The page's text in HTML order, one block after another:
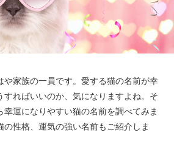
や家族の一員です。愛する猫の名前が幸
すればいいのか、気になりますよね。そ
幸運になりやすい猫の名前を調べてみま
の性格、運気の強い名前もご紹介しま